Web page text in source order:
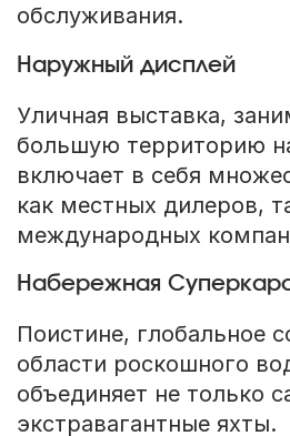
обслуживания.
Наружный дисплей
Уличная выставка,
большую территорию
включает в себя
как местных дилеров,
международных
Набережная
Поистине, глобальное
области роскошного
объединяет не только
экстравагантные яхты.